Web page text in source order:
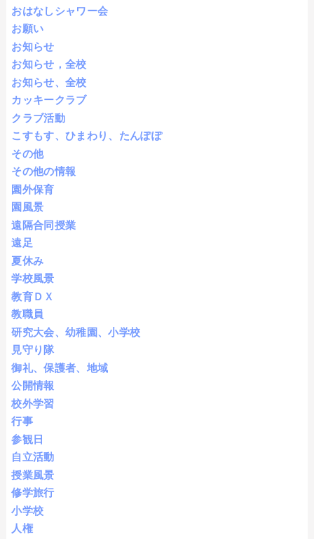
おはなしシャワー会
お願い
お知らせ
お知らせ，全校
お知らせ、全校
カッキークラブ
クラブ活動
こすもす、ひまわり、たんぽぽ
その他
その他の情報
園外保育
園風景
遠隔合同授業
遠足
夏休み
学校風景
教育ＤＸ
教職員
研究大会、幼稚園、小学校
見守り隊
御礼、保護者、地域
公開情報
校外学習
行事
参観日
自立活動
授業風景
修学旅行
小学校
人権